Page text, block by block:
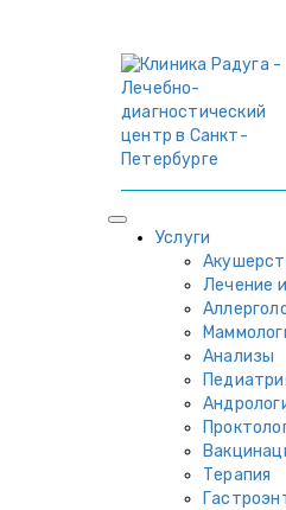
Услуги
Лечение
Анализы
Терапия